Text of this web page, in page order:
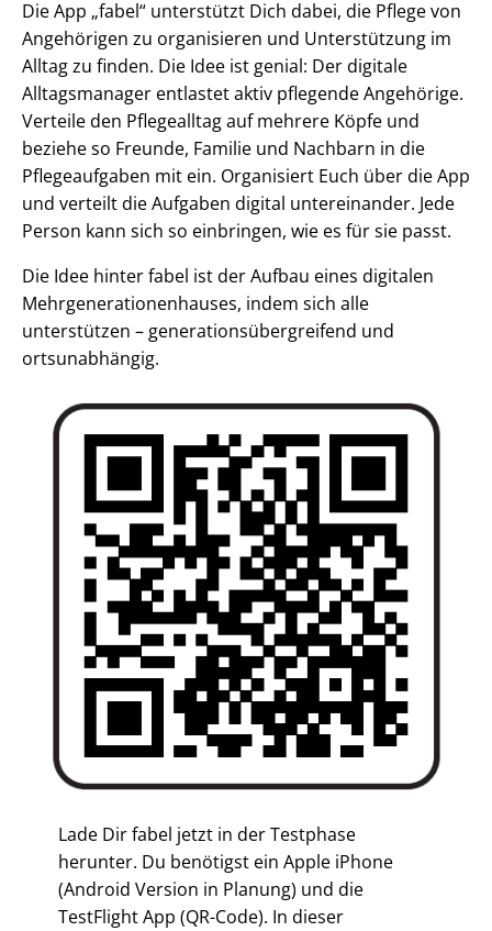
Die App „fabel“ unterstützt Dich dabei, die Pflege von
Angehörigen zu organisieren und Unterstützung im
Alltag zu finden. Die Idee ist genial: Der digitale
Alltagsmanager entlastet aktiv pflegende Angehörige.
Verteile den Pflegealltag auf mehrere Köpfe und
beziehe so Freunde, Familie und Nachbarn in die
Pflegeaufgaben mit ein. Organisiert Euch über die App
und verteilt die Aufgaben digital untereinander. Jede
Person kann sich so einbringen, wie es für sie passt.
Die Idee hinter fabel ist der Aufbau eines digitalen
Mehrgenerationenhauses, indem sich alle
unterstützen – generationsübergreifend und
ortsunabhängig.
Lade Dir fabel jetzt in der Testphase
herunter. Du benötigst ein Apple iPhone
(Android Version in Planung) und die
TestFlight App (QR-Code). In dieser